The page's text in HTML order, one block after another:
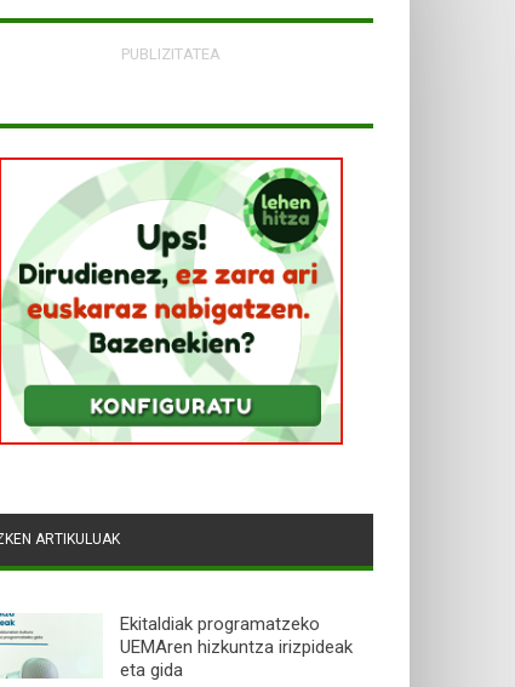
PUBLIZITATEA
ARTIKULUAK
Ekitaldiak programatzeko
UEMAren hizkuntza irizpideak
eta gida